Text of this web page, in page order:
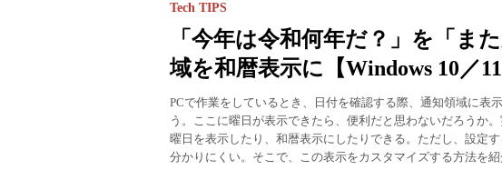
「今年は令和何年だ？」を「ま
域を和暦表示に【Windows 10／11
Tech TIPS
PCで作業をしているとき、日付を確認する際、通知領域に表
う。ここに曜日が表示できたら、便利だと思わないだろうか
曜日を表示したり、和暦表示にしたりできる。ただし、設定
分かりにくい。そこで、この表示をカスタマイズする方法を紹